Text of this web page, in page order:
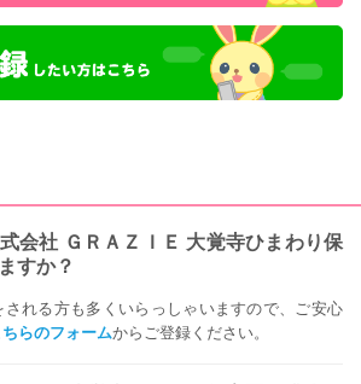
会社 ＧＲＡＺＩＥ 大覚寺ひまわり保
すか？
される方も多くいらっしゃいますので、ご安心
ちらのフォームからご登録ください。